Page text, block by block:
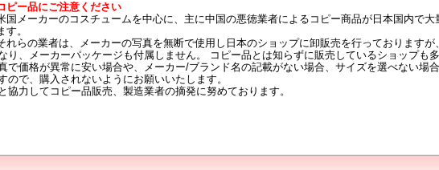
ピー品にご注意ください
国メーカーのコスチュームを中心に、主に中国の悪徳業者によるコピー商品が日本国内で大
す。
れらの業者は、メーカーの写真を無断で使用し日本のショップに卸販売を行っておりますが
り、メーカーパッケージも付属しません。 コピー品とは知らずに販売しているショップも多
で価格が異常に安い場合や、メーカー/ブランド名の記載がない場合、サイズを選べない場
ので、購入されないようにお願いいたします。
協力してコピー品販売、製造業者の摘発に努めております。